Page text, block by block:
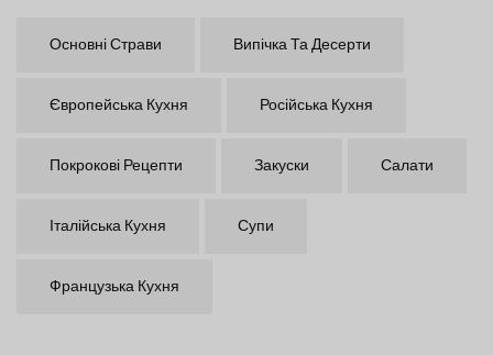
Основні Страви Випічка Та Десерти
Європейська Кухня Російська Кухня
Покрокові Рецепти Закуски Салати
Італійська Кухня Супи
Французька Кухня